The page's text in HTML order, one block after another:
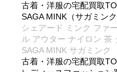
古着・洋服の宅配買取
SAGA MINK（サガミン
シェアード ミンク ファ
ル アウター ナイロン 茶
SAGA MINK サガミンク
古着・洋服の宅配買取